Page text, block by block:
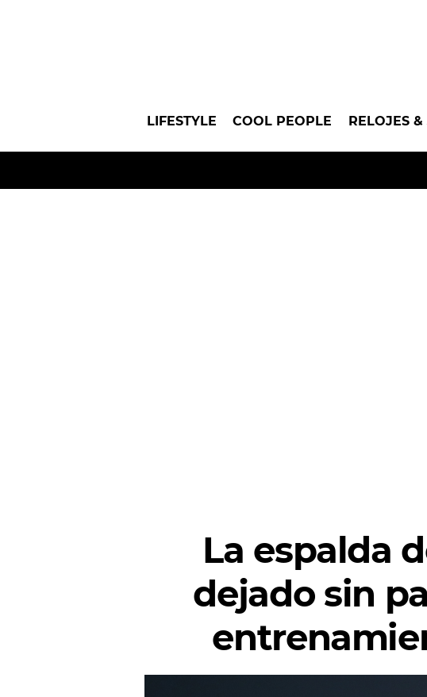
LIFESTYLE COOL PEOPLE RELOJES &
La espalda
dejado sin